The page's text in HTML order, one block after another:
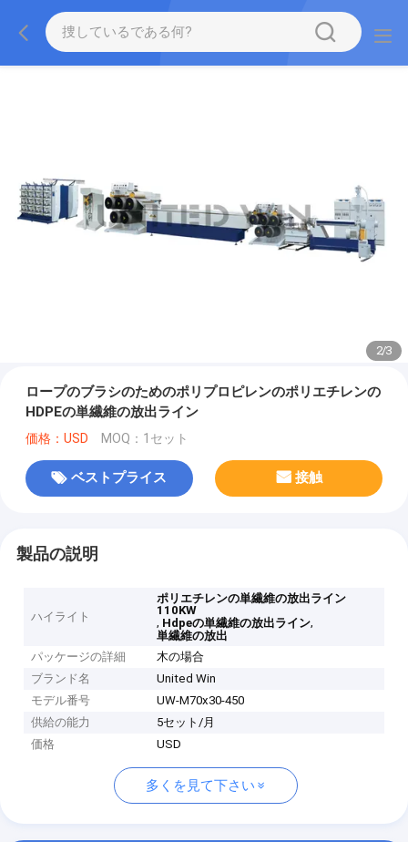
2/3
ロープのブラシのためのポリプロピレンのポリエチレンの
HDPEの単繊維の放出ライン
価格：USD MOQ：1セット
ベストプライス 接触
製品の説明
ハイライト
ポリエチレンの単繊維の放出ライン
110KW
, Hdpeの単繊維の放出ライン,
単繊維の放出
パッケージの詳細
木の場合
ブランド名
United Win
モデル番号
UW-M70x30-450
供給の能力
5セット/月
価格
USD
多くを見て下さい